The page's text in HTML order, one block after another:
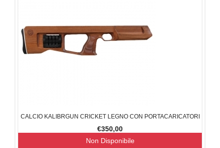
CALCIO KALIBRGUN CRICKET LEGNO CON PORTACARICATORI
€350,00
Non Disponibile